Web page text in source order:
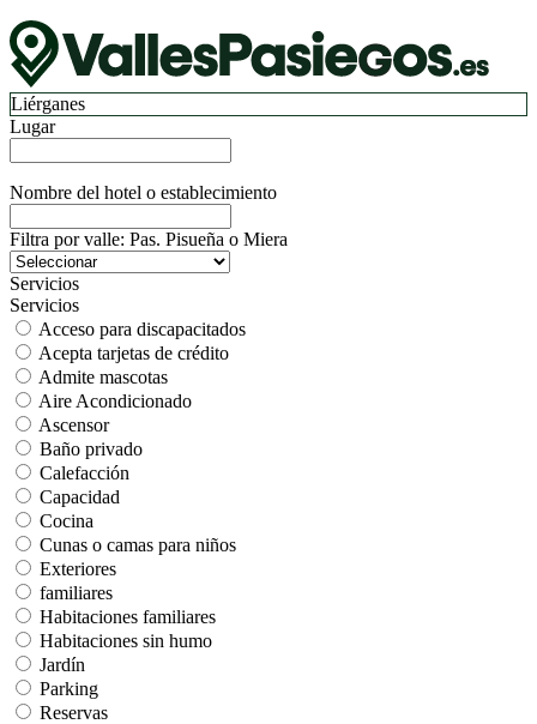
Liérganes
Lugar
Nombre del hotel o establecimiento
Filtra por valle: Pas. Pisueña o Miera
Servicios
Servicios
Acceso para discapacitados
Acepta tarjetas de crédito
Admite mascotas
Aire Acondicionado
Ascensor
Baño privado
Calefacción
Capacidad
Cocina
Cunas o camas para niños
Exteriores
familiares
Habitaciones familiares
Habitaciones sin humo
Jardín
Parking
Reservas